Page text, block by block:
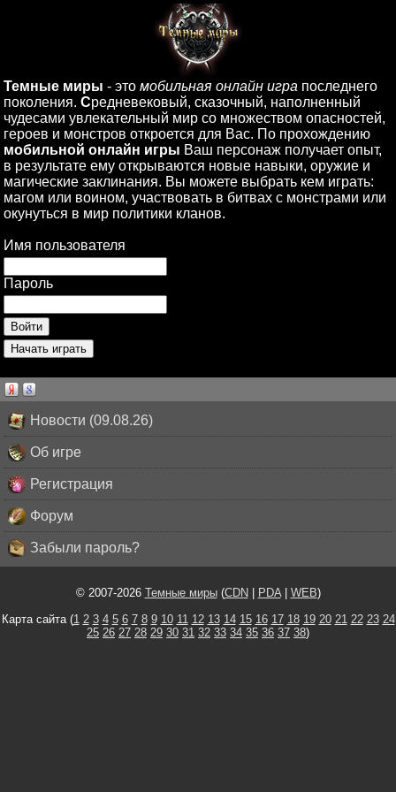
Темные миры - это мобильная онлайн игра последнего
поколения. Средневековый, сказочный, наполненный
чудесами увлекательный мир со множеством опасностей,
героев и монстров откроется для Вас. По прохождению
мобильной онлайн игры Ваш персонаж получает опыт,
в результате ему открываются новые навыки, оружие и
магические заклинания. Вы можете выбрать кем играть:
магом или воином, участвовать в битвах с монстрами или
окунуться в мир политики кланов.
Имя пользователя
Пароль
Новости (09.08.26)
Об игре
Регистрация
Форум
Забыли пароль?
© 2007-2026 Темные миры(CDN| PDA| WEB)
Карта сайта (1 2 3 4 5 6 7 8 9 10 11 12 13 14 15 16 17 18 19 20 21 22 23 24
25 26 27 28 29 30 31 32 33 34 35 36 37 38)